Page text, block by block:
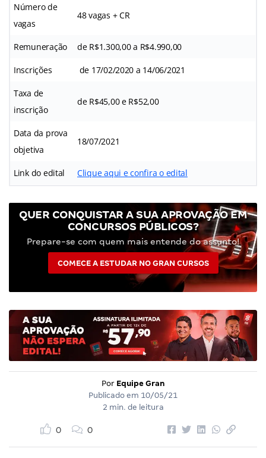
Número de
vagas
48 vagas + CR
Remuneração de R$1.300,00 a R$4.990,00
Inscrições de 17/02/2020 a 14/06/2021
Taxa de
inscrição
de R$45,00 e R$52,00
Data da prova
objetiva
18/07/2021
Link do edital Clique aqui e confira o edital
QUER CONQUISTAR A SUA APROVAÇÃO EM
CONCURSOS PÚBLICOS?
Prepare-se com quem mais entende do assunto!
COMECE A ESTUDAR NO GRAN CURSOS
Por Equipe Gran
Publicado em 10/05/21
2 min. de leitura
0 0